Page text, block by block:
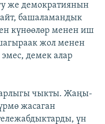
же демократиянын
башаламандык
күнөөлөр менен иш
жол менен
демек алар
чыкты. Жаңы-
жасаган
үн